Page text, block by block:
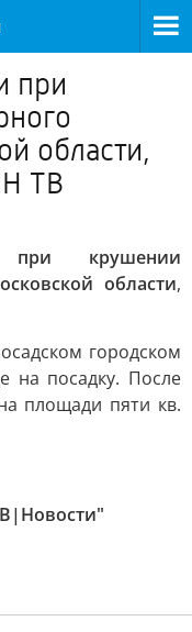
при
области,
ТВ
крушении
области,
городском
на посадку. После
площади пяти кв.